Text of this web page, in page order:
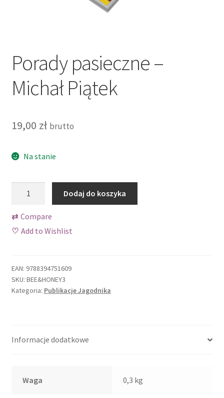
Polityka prywatności
Prenumerata dla firm
Regulamin
Wishlist
Porady pasieczne –
Michał Piątek
19,00 zł brutto
Na stanie
pasieczne
-
Dodaj do koszyka
⇄ Compare
♡ Add to Wishlist
EAN: 9788394751609
SKU: BEE&HONEY3
Kategoria: Publikacje Jagodnika
Informacje dodatkowe
Waga 0,3 kg